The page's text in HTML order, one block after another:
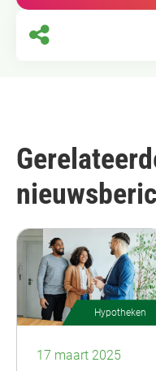
Hypotheken
17 maart 2025